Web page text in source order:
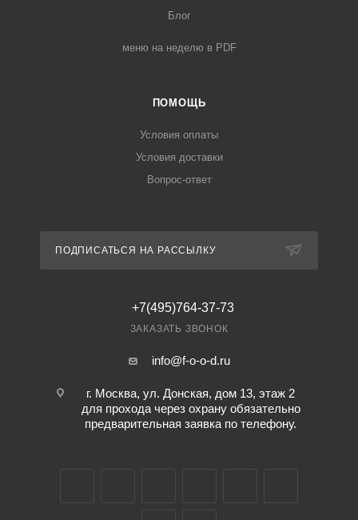
Блог
меню на неделю в PDF
ПОМОЩЬ
Условия оплаты
Условия доставки
Вопрос-ответ
ПОДПИСАТЬСЯ НА РАССЫЛКУ
+7(495)764-37-73
ЗАКАЗАТЬ ЗВОНОК
info@f-o-o-d.ru
г. Москва, ул. Донская, дом 13, этаж 2
для прохода через охрану обязательно
предварительная заявка по телефону.